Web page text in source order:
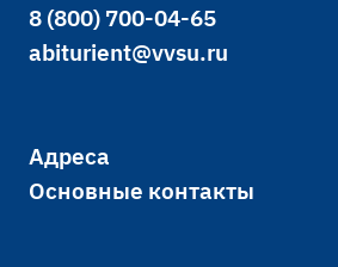
8 (800) 700-04-65
abiturient@vvsu.ru
Адреса
Основные контакты